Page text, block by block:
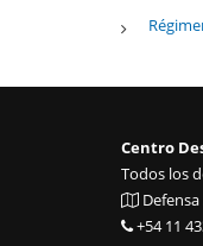
Centro
Todos los
+54 11